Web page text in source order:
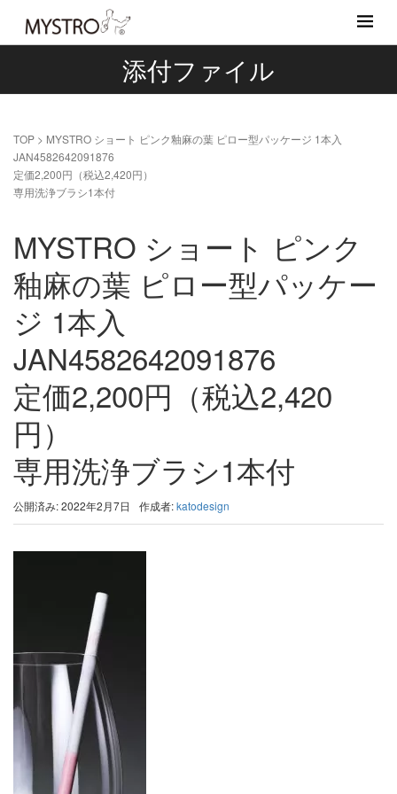
添付ファイル
TOP > MYSTRO ショート ピンク釉麻の葉 ピロー型パッケージ 1本入
JAN4582642091876
定価2,200円（税込2,420円）
専用洗浄ブラシ1本付
MYSTRO ショート ピンク
釉麻の葉 ピロー型パッケー
ジ 1本入
JAN4582642091876
定価2,200円（税込2,420
円）
専用洗浄ブラシ1本付
公開済み: 2022年2月7日 作成者:katodesign